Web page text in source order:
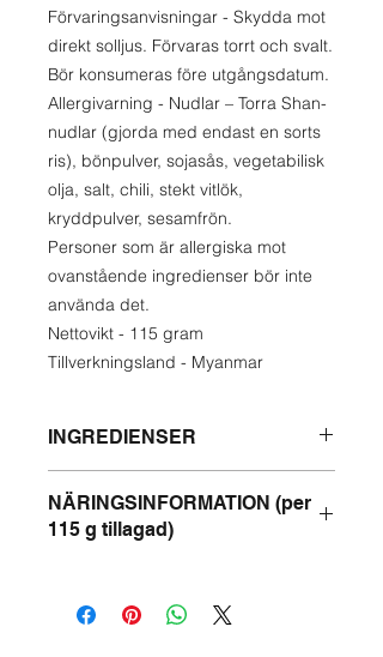
Förvaringsanvisningar - Skydda mot
direkt solljus. Förvaras torrt och svalt.
Bör konsumeras före utgångsdatum.
Allergivarning - Nudlar – Torra Shan-
nudlar (gjorda med endast en sorts
ris), bönpulver, sojasås, vegetabilisk
olja, salt, chili, stekt vitlök,
kryddpulver, sesamfrön.
Personer som är allergiska mot
ovanstående ingredienser bör inte
använda det.
Nettovikt - 115 gram
Tillverkningsland - Myanmar
INGREDIENSER
med endast en sorts ris), bönpulver,
sojasås, vegetabilisk olja, salt, chili,
NÄRINGSINFORMATION (per
115 g tillagad)
Protein - 13,3 %
Fett - 18 %